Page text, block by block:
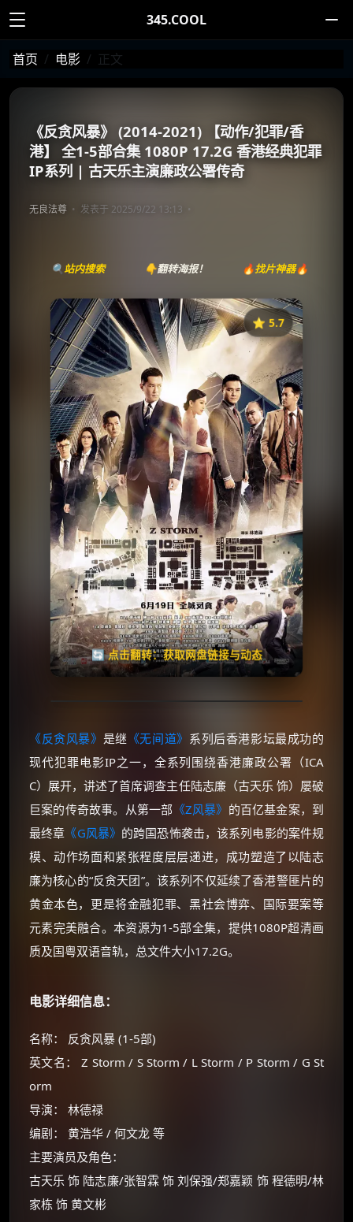
345.COOL
首页 电影 正文
《反贪风暴》 (2014-2021) 【动作/犯罪/香
港】 全1-5部合集 1080P 17.2G 香港经典犯罪
IP系列 | 古天乐主演廉政公署传奇
无良法尊 发表于 2025/9/22 13:13
🔍站内搜索 👇翻转海报！ 🔥找片神器🔥
⭐️ 5.7
🔄 点击翻转：获取网盘链接与动态
《反贪风暴》
⭐
收藏
⭐️ 评分：5.7 | 🎬 2016年
夸克网盘
失效请反馈
🧧️
天天领红包
《反贪风暴》 是继 《无间道》 系列后香港影坛最成功的
现代犯罪电影IP之一，全系列围绕香港廉政公署（ICA
C）展开，讲述了首席调查主任陆志廉（古天乐 饰）屡破
巨案的传奇故事。从第一部 《Z风暴》 的百亿基金案，到
最终章 《G风暴》 的跨国恐怖袭击，该系列电影的案件规
模、动作场面和紧张程度层层递进，成功塑造了以陆志
廉为核心的“反贪天团”。该系列不仅延续了香港警匪片的
黄金本色，更是将金融犯罪、黑社会博弈、国际要案等
元素完美融合。本资源为1-5部全集，提供1080P超清画
质及国粤双语音轨，总文件大小17.2G。
电影详细信息：
名称： 反贪风暴 (1-5部)
英文名： Z Storm / S Storm / L Storm / P Storm / G St
orm
导演： 林德禄
编剧： 黄浩华 / 何文龙 等
主要演员及角色：
古天乐 饰 陆志廉/张智霖 饰 刘保强/郑嘉颖 饰 程德明/林
家栋 饰 黄文彬